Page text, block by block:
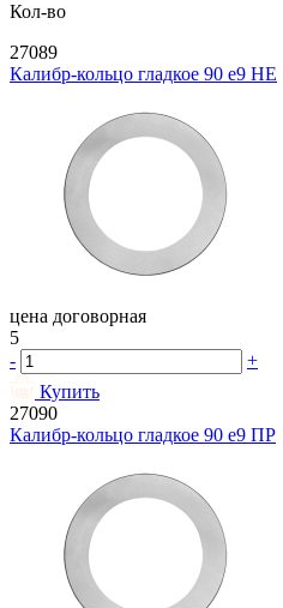
Кол-во
27089
Калибр-кольцо гладкое 90 e9 НЕ
цена договорная
5
-
+
Купить
27090
Калибр-кольцо гладкое 90 e9 ПР